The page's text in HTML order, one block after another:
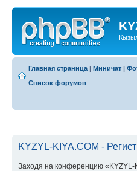
Главная страница | Миничат |
Список форумов
KYZYL-KIYA.COM -
Заходя на конференцию «KYZYL-